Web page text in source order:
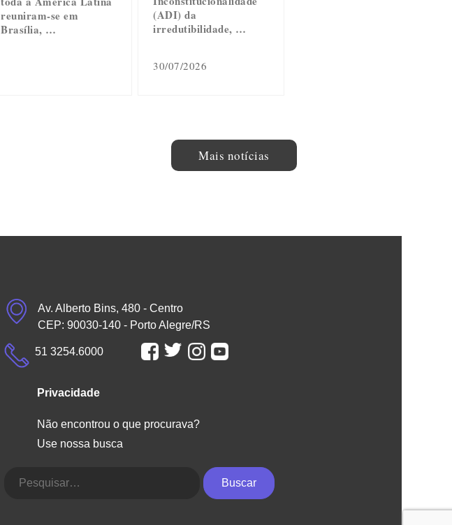
reuniram-se em
Brasília, …
(ADI) da
irredutibilidade, …
30/07/2026
Mais notícias
Av. Alberto Bins, 480 - Centro
CEP: 90030-140 - Porto Alegre/RS
51 3254.6000
Privacidade
Não encontrou o que procurava?
Use nossa busca
Buscar